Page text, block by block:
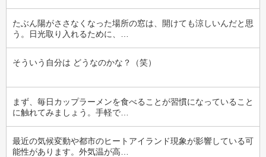
たぶん陽がささなくなった場所の窓は、開けても涼しいんだと思
う。日光取り入れるために、…
そういう自分は どうなのかな？（笑）
まず、毎日カップラーメンを食べることが習慣になっていること
に触れてみましょう。手軽で…
最近の気候変動や都市のヒートアイランド現象が影響している可
能性があります。外気温が高…